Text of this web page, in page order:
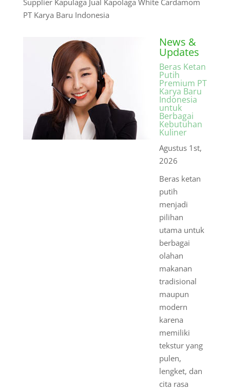
Supplier Kapulaga Jual Kapolaga White Cardamom
PT Karya Baru Indonesia
News &
Updates
Beras Ketan
Putih
Premium PT
Karya Baru
Indonesia
untuk
Berbagai
Kebutuhan
Kuliner
Agustus 1st,
2026
Beras ketan
putih
menjadi
pilihan
utama untuk
berbagai
olahan
makanan
tradisional
maupun
modern
karena
memiliki
tekstur yang
pulen,
lengket, dan
cita rasa